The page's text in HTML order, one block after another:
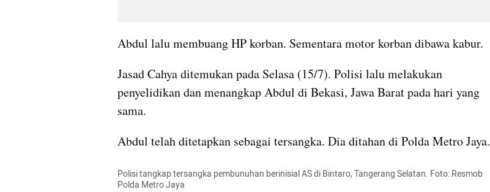
Abdul lalu membuang HP korban. Sementara motor korban dibawa kabur.
Jasad Cahya ditemukan pada Selasa (15/7). Polisi lalu melakukan
penyelidikan dan menangkap Abdul di Bekasi, Jawa Barat pada hari yang
sama.
Abdul telah ditetapkan sebagai tersangka. Dia ditahan di Polda Metro Jaya.
Polisi tangkap tersangka pembunuhan berinisial AS di Bintaro, Tangerang Selatan. Foto: Resmob
Polda Metro Jaya